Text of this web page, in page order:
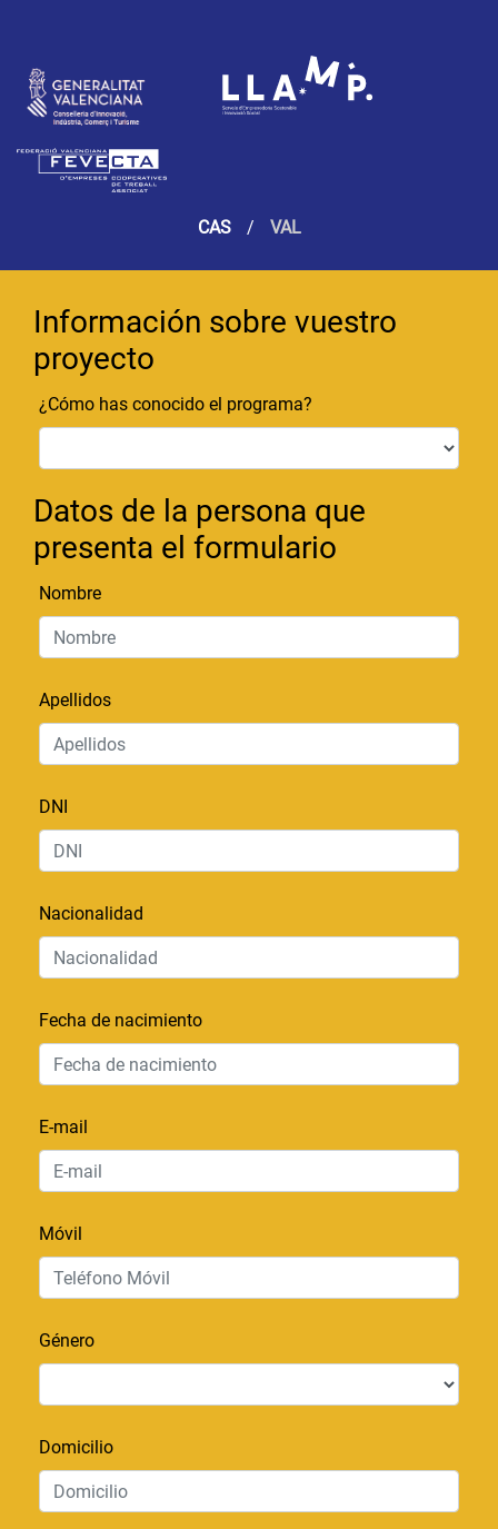
CAS / VAL
Información sobre vuestro
proyecto
¿Cómo has conocido el programa?
Datos de la persona que
presenta el formulario
Nombre
Apellidos
DNI
Nacionalidad
Fecha de nacimiento
E-mail
Móvil
Género
Domicilio